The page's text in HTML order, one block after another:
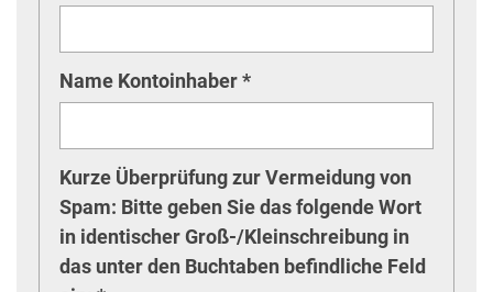
Name Kontoinhaber *
Kurze Überprüfung zur Vermeidung von
Spam: Bitte geben Sie das folgende Wort
in identischer Groß-/Kleinschreibung in
das unter den Buchtaben befindliche Feld